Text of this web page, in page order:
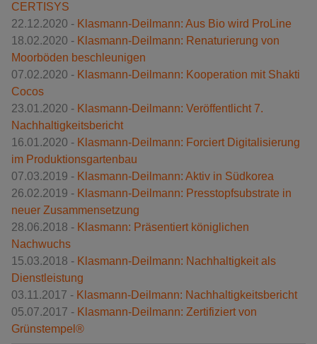
CERTISYS
22.12.2020 - Klasmann-Deilmann: Aus Bio wird ProLine
18.02.2020 - Klasmann-Deilmann: Renaturierung von
Moorböden beschleunigen
07.02.2020 - Klasmann-Deilmann: Kooperation mit Shakti
Cocos
23.01.2020 - Klasmann-Deilmann: Veröffentlicht 7.
Nachhaltigkeitsbericht
16.01.2020 - Klasmann-Deilmann: Forciert Digitalisierung
im Produktionsgartenbau
07.03.2019 - Klasmann-Deilmann: Aktiv in Südkorea
26.02.2019 - Klasmann-Deilmann: Presstopfsubstrate in
neuer Zusammensetzung
28.06.2018 - Klasmann: Präsentiert königlichen
Nachwuchs
15.03.2018 - Klasmann-Deilmann: Nachhaltigkeit als
Dienstleistung
03.11.2017 - Klasmann-Deilmann: Nachhaltigkeitsbericht
05.07.2017 - Klasmann-Deilmann: Zertifiziert von
Grünstempel®